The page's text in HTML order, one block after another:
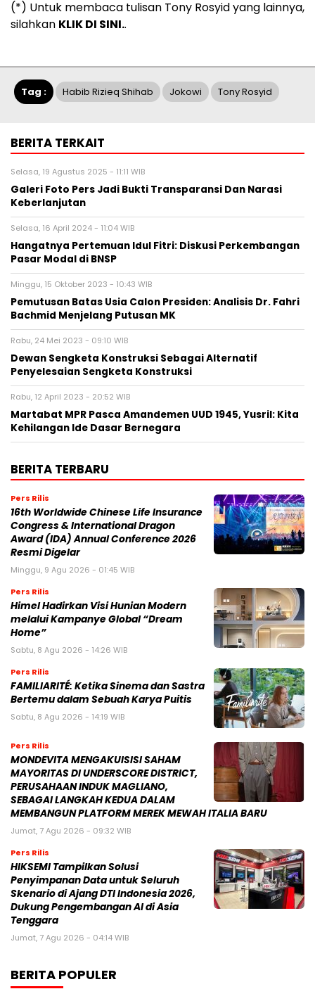
(*) Untuk membaca tulisan Tony Rosyid yang lainnya,
silahkan KLIK DI SINI..
Tag : Habib Rizieq Shihab Jokowi Tony Rosyid
BERITA TERKAIT
Selasa, 19 Agustus 2025 - 11:11 WIB
Galeri Foto Pers Jadi Bukti Transparansi Dan Narasi
Keberlanjutan
Selasa, 16 April 2024 - 11:04 WIB
Hangatnya Pertemuan Idul Fitri: Diskusi Perkembangan
Pasar Modal di BNSP
Minggu, 15 Oktober 2023 - 10:43 WIB
Pemutusan Batas Usia Calon Presiden: Analisis Dr. Fahri
Bachmid Menjelang Putusan MK
Rabu, 24 Mei 2023 - 09:10 WIB
Dewan Sengketa Konstruksi Sebagai Alternatif
Penyelesaian Sengketa Konstruksi
Rabu, 12 April 2023 - 20:52 WIB
Martabat MPR Pasca Amandemen UUD 1945, Yusril: Kita
Kehilangan Ide Dasar Bernegara
BERITA TERBARU
Pers Rilis
16th Worldwide Chinese Life Insurance
Congress & International Dragon
Award (IDA) Annual Conference 2026
Resmi Digelar
Minggu, 9 Agu 2026 - 01:45 WIB
Pers Rilis
Himel Hadirkan Visi Hunian Modern
melalui Kampanye Global “Dream
Home”
Sabtu, 8 Agu 2026 - 14:26 WIB
Pers Rilis
FAMILIARITÉ: Ketika Sinema dan Sastra
Bertemu dalam Sebuah Karya Puitis
Sabtu, 8 Agu 2026 - 14:19 WIB
Pers Rilis
MONDEVITA MENGAKUISISI SAHAM
MAYORITAS DI UNDERSCORE DISTRICT,
PERUSAHAAN INDUK MAGLIANO,
SEBAGAI LANGKAH KEDUA DALAM
MEMBANGUN PLATFORM MEREK MEWAH ITALIA BARU
Jumat, 7 Agu 2026 - 09:32 WIB
Pers Rilis
HIKSEMI Tampilkan Solusi
Penyimpanan Data untuk Seluruh
Skenario di Ajang DTI Indonesia 2026,
Dukung Pengembangan AI di Asia
Tenggara
Jumat, 7 Agu 2026 - 04:14 WIB
BERITA POPULER